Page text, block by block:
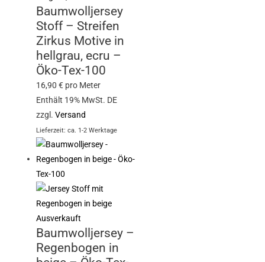
Baumwolljersey
Stoff – Streifen
Zirkus Motive in
hellgrau, ecru –
Öko-Tex-100
16,90€ pro Meter
Enthält 19% MwSt. DE
zzgl.Versand
Lieferzeit: ca. 1-2 Werktage
Ausverkauft
Baumwolljersey –
Regenbogen in